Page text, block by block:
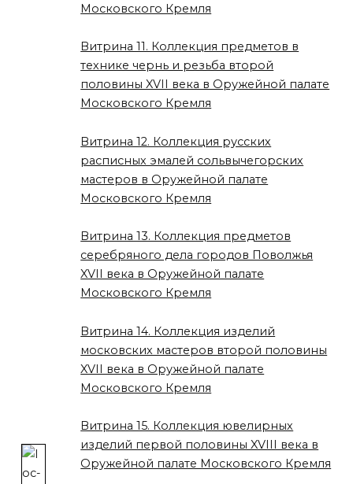
Московского Кремля
Витрина 11. Коллекция предметов в
технике чернь и резьба второй
половины XVII века в Оружейной палате
Московского Кремля
Витрина 12. Коллекция русских
расписных эмалей сольвычегорских
мастеров в Оружейной палате
Московского Кремля
Витрина 13. Коллекция предметов
серебряного дела городов Поволжья
XVII века в Оружейной палате
Московского Кремля
Витрина 14. Коллекция изделий
московских мастеров второй половины
XVII века в Оружейной палате
Московского Кремля
Витрина 15. Коллекция ювелирных
изделий первой половины XVIII века в
Оружейной палате Московского Кремля